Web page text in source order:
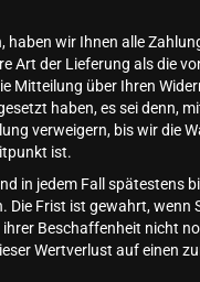
haben wir Ihnen alle
Art der Lieferung als die
Mitteilung über Ihren
haben, es sei denn,
verweigern, bis wir die
ist.
in jedem Fall spätestens
Die Frist ist gewahrt,
Beschaffenheit nicht
Wertverlust auf einen